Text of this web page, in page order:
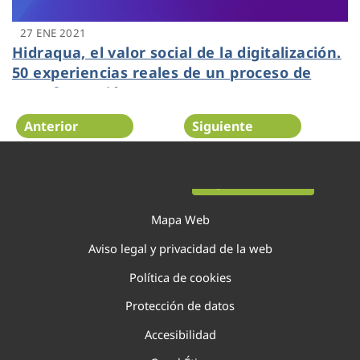
27 ENE 2021
Hidraqua, el valor social de la digitalización.
50 experiencias reales de un proceso de
transformación
Anterior Siguiente
Mapa Web
Aviso legal y privacidad de la web
Política de cookies
Protección de datos
Accesibilidad